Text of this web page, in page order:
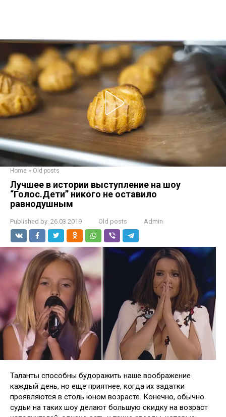
Home » Old posts
Лучшее в истории выступление на шоу
“Голос.Дети” никого не оставило
равнодушным
Published by: 26.03.2019 Old posts Admin
Таланты способны будоражить наше воображение
каждый день, но еще приятнее, когда их задатки
проявляются в столь юном возрасте. Конечно, обычно
судьи на таких шоу делают большую скидку на возраст